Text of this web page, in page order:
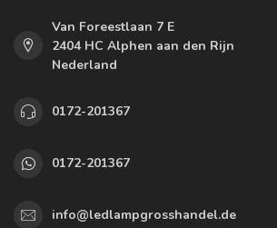
Van Foreestlaan 7 E
2404 HC Alphen aan den Rijn
Nederland
0172-201367
0172-201367
info@ledlampgrosshandel.de